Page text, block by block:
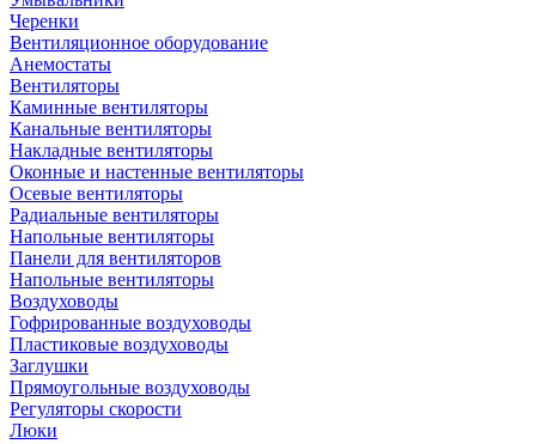
Черенки
Вентиляционное оборудование
Анемостаты
Вентиляторы
Каминные вентиляторы
Канальные вентиляторы
Накладные вентиляторы
Оконные и настенные вентиляторы
Осевые вентиляторы
Радиальные вентиляторы
Напольные вентиляторы
Панели для вентиляторов
Напольные вентиляторы
Воздуховоды
Гофрированные воздуховоды
Пластиковые воздуховоды
Заглушки
Прямоугольные воздуховоды
Регуляторы скорости
Люки